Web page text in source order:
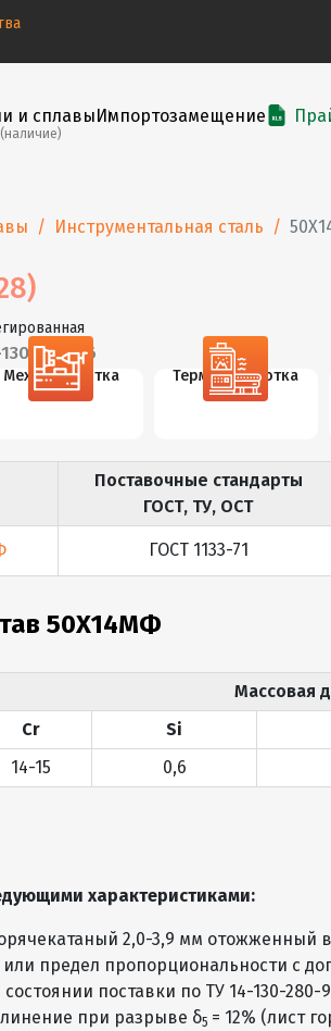
и сплавы
(наличие)
Импортозамещение
Инструментальная сталь
280-96
Мех. обработка Термообработка
Поставочные стандарты
ГОСТ, ТУ, ОСТ
ГОСТ 1133-71
50Х14МФ
Массовая
Cr Si
14-15 0,6
характеристиками:
2,0-3,9 мм отожженный
или предел пропорциональности с
поставки по ТУ 14-130-280-
при разрыве δ5 = 12% (лист